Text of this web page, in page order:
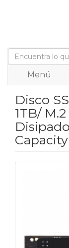
Menú
Disco
1TB/
Capacity